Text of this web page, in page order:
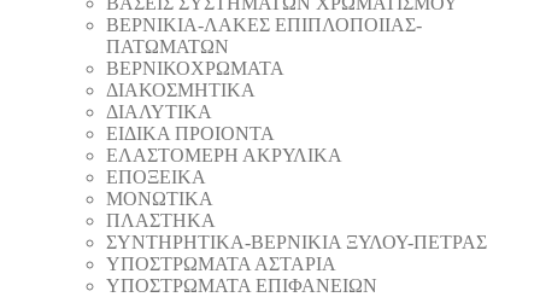
ΒΕΡΝΙΚΙΑ-ΛΑΚΕΣ ΕΠΙΠΛΟΠΟΙΙΑΣ-
ΠΑΤΩΜΑΤΩΝ
ΒΕΡΝΙΚΟΧΡΩΜΑΤΑ
ΔΙΑΚΟΣΜΗΤΙΚΑ
ΔΙΑΛΥΤΙΚΑ
ΕΙΔΙΚΑ ΠΡΟΙΟΝΤΑ
ΕΛΑΣΤΟΜΕΡΗ ΑΚΡΥΛΙΚΑ
ΕΠΟΞΕΙΚΑ
ΜΟΝΩΤΙΚΑ
ΠΛΑΣΤΗΚΑ
ΣΥΝΤΗΡΗΤΙΚΑ-ΒΕΡΝΙΚΙΑ ΞΥΛΟΥ-ΠΕΤΡΑΣ
ΥΠΟΣΤΡΩΜΑΤΑ ΑΣΤΑΡΙΑ
ΥΠΟΣΤΡΩΜΑΤΑ ΕΠΙΦΑΝΕΙΩΝ